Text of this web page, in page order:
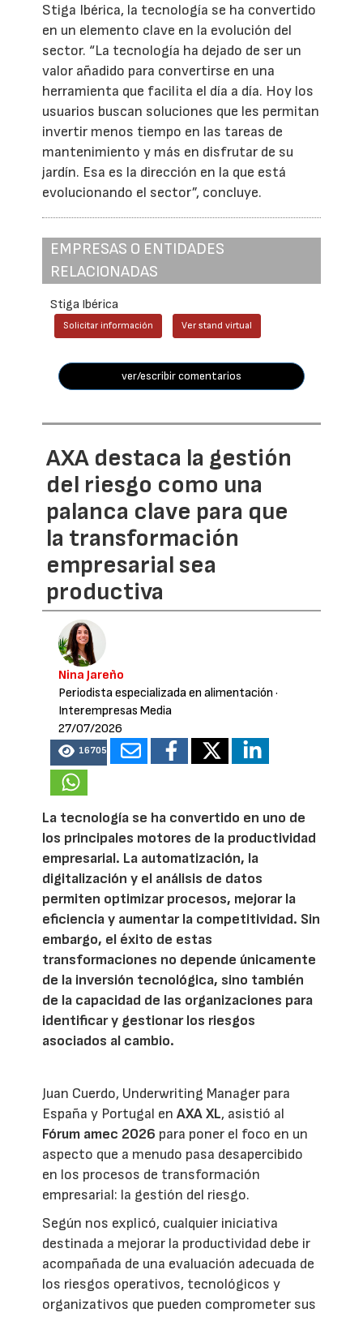
Stiga Ibérica, la tecnología se ha convertido
en un elemento clave en la evolución del
sector. “La tecnología ha dejado de ser un
valor añadido para convertirse en una
herramienta que facilita el día a día. Hoy los
usuarios buscan soluciones que les permitan
invertir menos tiempo en las tareas de
mantenimiento y más en disfrutar de su
jardín. Esa es la dirección en la que está
evolucionando el sector”, concluye.
EMPRESAS O ENTIDADES
RELACIONADAS
Stiga Ibérica
Solicitar información Ver stand virtual
ver/escribir comentarios
AXA destaca la gestión
del riesgo como una
palanca clave para que
la transformación
empresarial sea
productiva
Nina Jareño
Periodista especializada en alimentación ·
Interempresas Media
27/07/2026
16705
La tecnología se ha convertido en uno de
los principales motores de la productividad
empresarial. La automatización, la
digitalización y el análisis de datos
permiten optimizar procesos, mejorar la
eficiencia y aumentar la competitividad. Sin
embargo, el éxito de estas
transformaciones no depende únicamente
de la inversión tecnológica, sino también
de la capacidad de las organizaciones para
identificar y gestionar los riesgos
asociados al cambio.
Juan Cuerdo, Underwriting Manager para
España y Portugal enAXA XL, asistió al
Fórum amec 2026 para poner el foco en un
aspecto que a menudo pasa desapercibido
en los procesos de transformación
empresarial: la gestión del riesgo.
Según nos explicó, cualquier iniciativa
destinada a mejorar la productividad debe ir
acompañada de una evaluación adecuada de
los riesgos operativos, tecnológicos y
organizativos que pueden comprometer sus